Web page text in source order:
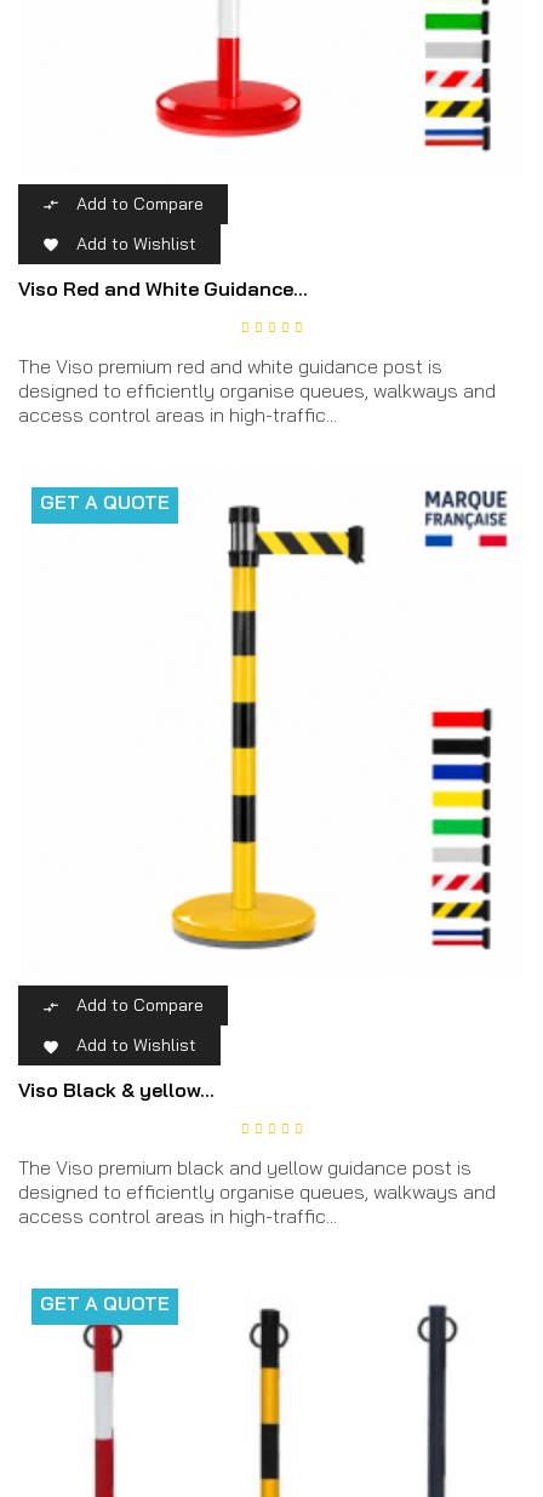
 Add to Compare
 Add to Wishlist
Viso Red and White Guidance...
The Viso premium red and white guidance post is
designed to efficiently organise queues, walkways and
access control areas in high-traffic...
GET A QUOTE
 Add to Compare
 Add to Wishlist
Viso Black & yellow...
The Viso premium black and yellow guidance post is
designed to efficiently organise queues, walkways and
access control areas in high-traffic...
GET A QUOTE